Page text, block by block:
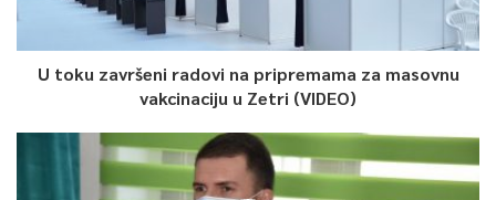
obrazovanje KS zbog mogućih posljedica koje može
prouzrokovati pomenuti zaključak.
– Prosvjetni radnici još uvijek nisu vakcinisani niti im je poznato
budu u direktnom kontaktu s desetinama učenika. Sindikat
podržava stavove Udruženja vijeća roditelja učenika osnovnih i
U toku završeni radovi na pripremama za masovnu
vakcinaciju u Zetri (VIDEO)